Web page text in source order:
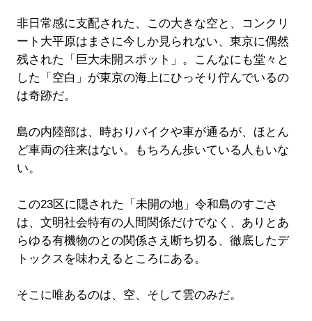
非日常感に支配された、この大きな空と、コンクリ
ート大平原はまさに今しか見られない、東京に偶然
残された「巨大未開スポット」。こんなにも堂々と
した「空白」が東京の海上にひっそり佇んでいるの
は奇跡だ。
島の内陸部は、時おりバイクや車が通るが、ほとん
ど車両の往来はない。もちろん歩いている人もいな
い。
この23区に隠された「未開の地」令和島のすごさ
は、文明社会特有の人間関係だけでなく、ありとあ
らゆる有機物のとの関係さえ断ち切る、徹底したデ
トックスを味わえるところにある。
そこに唯あるのは、空、そして雲のみだ。